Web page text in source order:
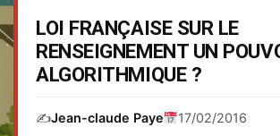
LOI FRANÇAISE SUR LE
RENSEIGNEMENT UN
ALGORITHMIQUE ?
✍️Jean-claude Paye 17/02/2016